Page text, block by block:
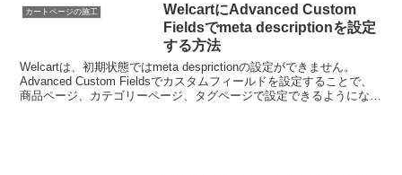
カートページの施工
WelcartにAdvanced Custom
Fieldsでmeta descriptionを設定
する方法
Welcartは、初期状態ではmeta desprictionの設定ができません。
Advanced Custom Fieldsでカスタムフィールドを設定することで、
商品ページ、カテゴリーページ、タグページで設定できるようになり